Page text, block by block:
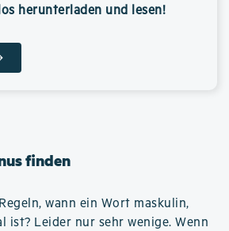
herunterladen und lesen!
finden
wann ein Wort maskulin,
ist? Leider nur sehr wenige. Wenn